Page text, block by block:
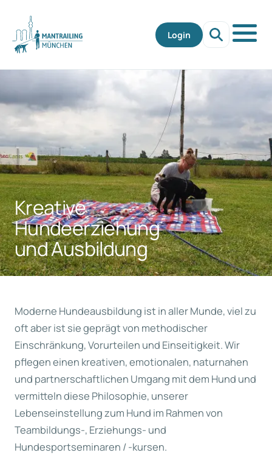
Login
Kreative
Hundeerziehung
und Ausbildung
Moderne Hundeausbildung ist in aller Munde, viel zu
oft aber ist sie geprägt von methodischer
Einschränkung, Vorurteilen und Einseitigkeit. Wir
pflegen einen kreativen, emotionalen, naturnahen
und partnerschaftlichen Umgang mit dem Hund und
vermitteln diese Philosophie, unserer
Lebenseinstellung zum Hund im Rahmen von
Teambildungs-, Erziehungs- und
Hundesportseminaren / -kursen.